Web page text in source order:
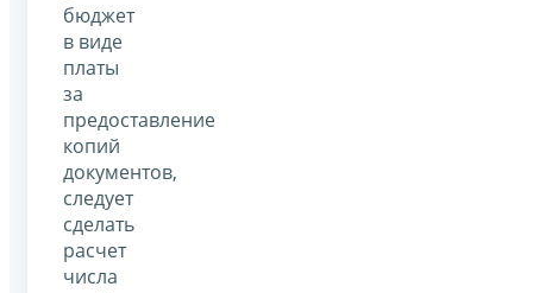
бюджет
в виде
платы
за
предоставление
копий
документов,
следует
сделать
расчет
числа